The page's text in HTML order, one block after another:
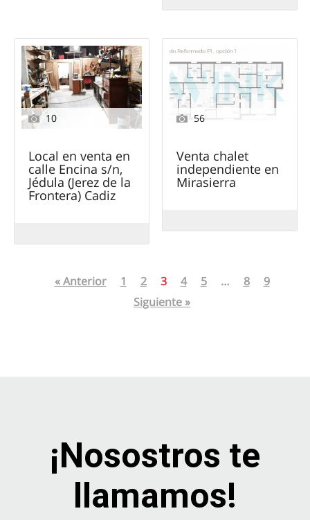
10
Local en venta en
calle Encina s/n,
Jédula (Jerez de la
Frontera) Cadiz
56
Venta chalet
independiente en
Mirasierra
« Anterior 1 2 3 4 5 … 8
9
Siguiente »
¡Nosostros te
llamamos!